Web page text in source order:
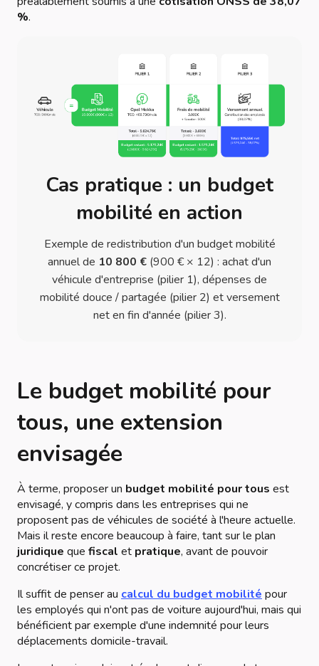
%.
Cas pratique : un budget
mobilité en action
Exemple de redistribution d'un budget mobilité
annuel de 10 800 € (900 € × 12) : achat d'un
véhicule d'entreprise (pilier 1), dépenses de
mobilité douce / partagée (pilier 2) et versement
net en fin d'année (pilier 3).
Le budget mobilité pour
tous, une extension
envisagée
À terme, proposer un budget mobilité pour tous est
envisagé, y compris dans les entreprises qui ne
proposent pas de véhicules de société à l'heure actuelle.
Mais il reste encore beaucoup à faire, tant sur le plan
juridique que fiscal et pratique, avant de pouvoir
concrétiser ce projet.
Il suffit de penser au calcul du budget mobilité pour
les employés qui n'ont pas de voiture aujourd'hui, mais qui
bénéficient par exemple d'une indemnité pour leurs
déplacements domicile-travail.